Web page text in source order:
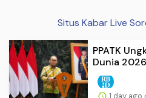
Situs Kabar Live
PPATK
Dunia
1 day ago